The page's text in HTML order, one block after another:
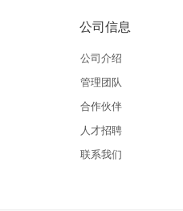
公司信息
公司介绍
管理团队
合作伙伴
人才招聘
联系我们